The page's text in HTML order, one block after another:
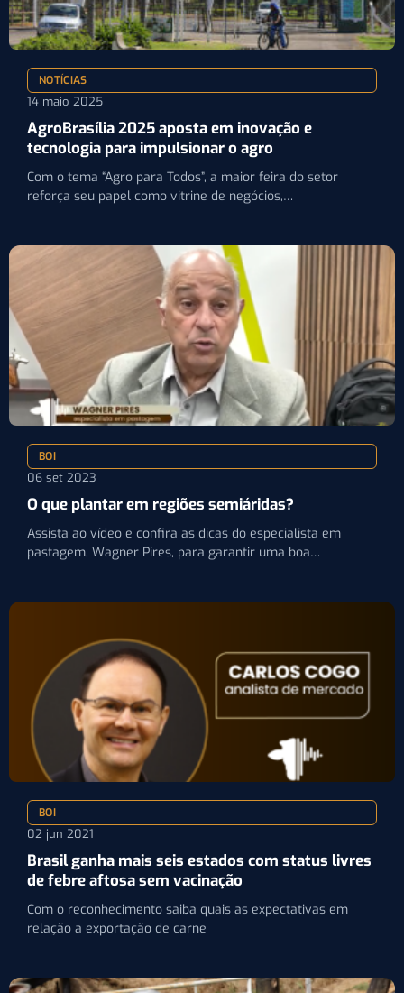
NOTÍCIAS
14 maio 2025
AgroBrasília 2025 aposta em inovação e
tecnologia para impulsionar o agro
Com o tema “Agro para Todos”, a maior feira do setor
reforça seu papel como vitrine de negócios,…
BOI
06 set 2023
O que plantar em regiões semiáridas?
Assista ao vídeo e confira as dicas do especialista em
pastagem, Wagner Pires, para garantir uma boa
BOI
02 jun 2021
Brasil ganha mais seis estados com status livres
de febre aftosa sem vacinação
Com o reconhecimento saiba quais as expectativas em
relação a exportação de carne